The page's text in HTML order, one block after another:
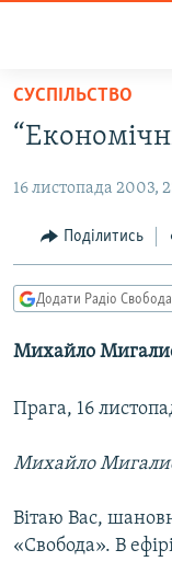
Перейти
основного
Перейти
Перейти
пошуку
РАДІО СВОБОДА –
СТАТТІ
ПОЛІТИКА
СУСПІЛЬСТВО
КУЛЬТУРА
СВІТ
ВІЙНА
ДОНБАС.РЕАЛІЇ
КРИМ.РЕАЛІЇ
КИТАЙ.ВИКЛИКИ
МУЛЬТИМЕДІА
ФОТО
СУСПІЛЬСТВО
16 листопада 2003,
Поділитись
Додати Радіо
Михайло
Прага, 16
Михайло
Вітаю Вас,
«Свобода». В